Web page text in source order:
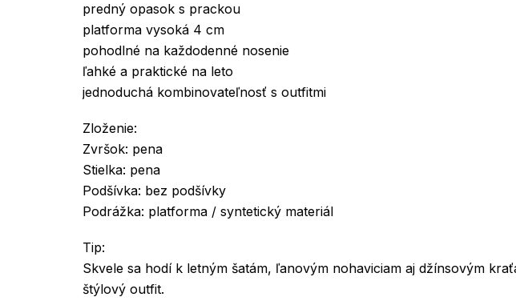
predný opasok s prackou
platforma vysoká 4 cm
pohodlné na každodenné nosenie
ľahké a praktické na leto
jednoduchá kombinovateľnosť s outfitmi
Zloženie:
Zvršok: pena
Stielka: pena
Podšívka: bez podšívky
Podrážka: platforma / syntetický materiál
Tip:
Skvele sa hodí k letným šatám, ľanovým nohaviciam aj džínsovým
štýlový outfit.